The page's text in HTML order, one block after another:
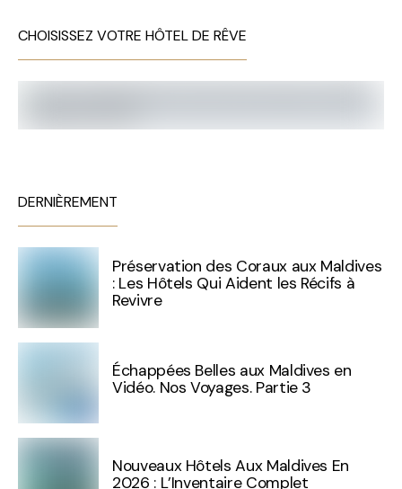
CHOISISSEZ VOTRE HÔTEL DE RÊVE
DERNIÈREMENT
Préservation des Coraux aux Maldives
: Les Hôtels Qui Aident les Récifs à
Revivre
Échappées Belles aux Maldives en
Vidéo. Nos Voyages. Partie 3
Nouveaux Hôtels Aux Maldives En
2026 : L’Inventaire Complet